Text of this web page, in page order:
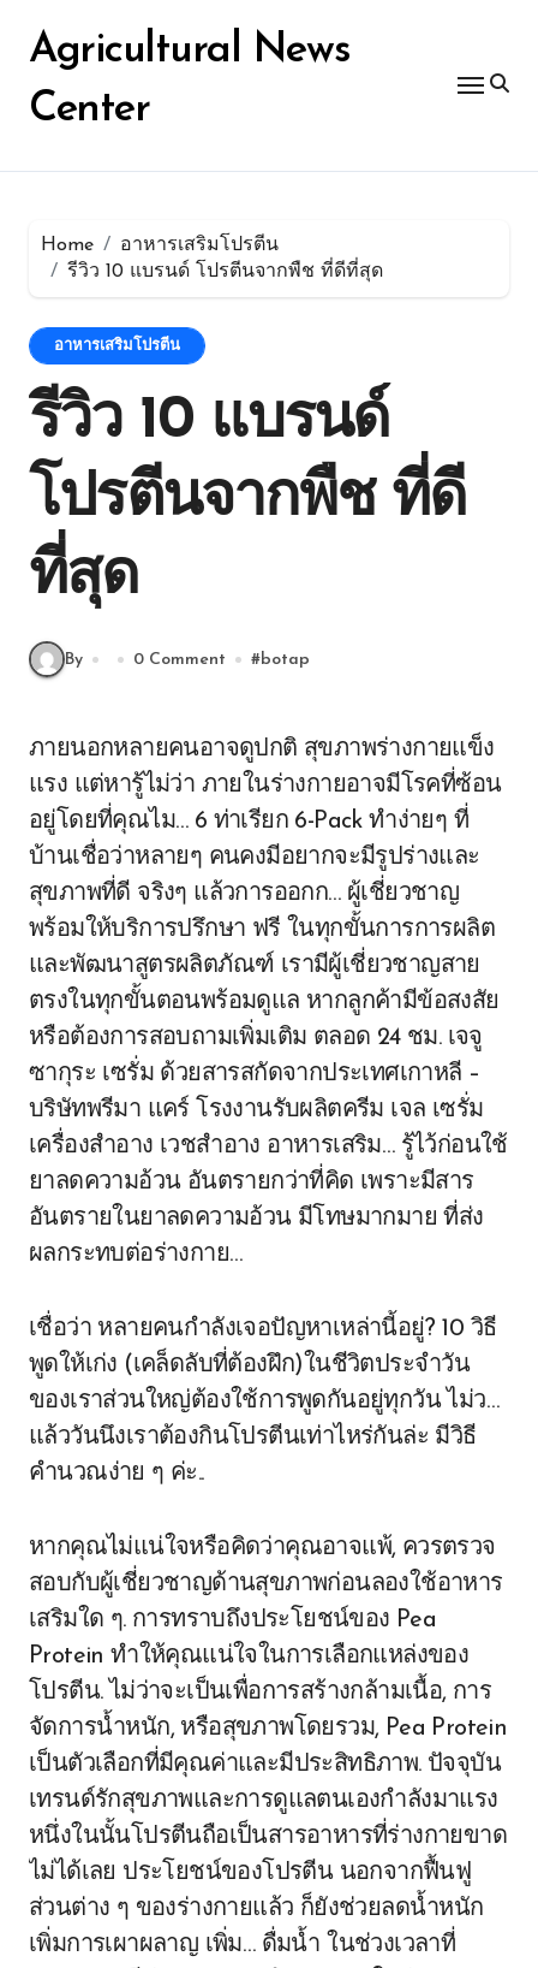
contentAgricultural News
Center
Home
อาหารเสริมโปรตีน
รีวิว 10 แบรนด์ โปรตีนจากพืช ที่ดีที่สุด
อาหารเสริมโปรตีน
รีวิว 10 แบรนด์
โปรตีนจากพืช ที่ดี
ที่สุด
By 0 Comment #botap
ภายนอกหลายคนอาจดูปกติ สุขภาพร่างกายแข็ง
แรง แต่หารู้ไม่ว่า ภายในร่างกายอาจมีโรคที่ซ้อน
อยู่โดยที่คุณไม… 6 ท่าเรียก 6-Pack ทำง่ายๆ ที่
บ้านเชื่อว่าหลายๆ คนคงมีอยากจะมีรูปร่างและ
สุขภาพที่ดี จริงๆ แล้วการออกก… ผู้เชี่ยวชาญ
พร้อมให้บริการปรึกษา ฟรี ในทุกขั้นการการผลิต
และพัฒนาสูตรผลิตภัณฑ์ เรามีผู้เชี่ยวชาญสาย
ตรงในทุกขั้นตอนพร้อมดูแล หากลูกค้ามีข้อสงสัย
หรือต้องการสอบถามเพิ่มเติม ตลอด 24 ชม. เจจู
ซากุระ เซรั่ม ด้วยสารสกัดจากประเทศเกาหลี –
บริษัทพรีมา แคร์ โรงงานรับผลิตครีม เจล เซรั่ม
เครื่องสำอาง เวชสำอาง อาหารเสริม… รู้ไว้ก่อนใช้
ยาลดความอ้วน อันตรายกว่าที่คิด เพราะมีสาร
อันตรายในยาลดความอ้วน มีโทษมากมาย ที่ส่ง
ผลกระทบต่อร่างกาย…
เชื่อว่า หลายคนกำลังเจอปัญหาเหล่านี้อยู่? 10 วิธี
พูดให้เก่ง (เคล็ดลับที่ต้องฝึก)ในชีวิตประจำวัน
ของเราส่วนใหญ่ต้องใช้การพูดกันอยู่ทุกวัน ไม่ว…
แล้ววันนึงเราต้องกินโปรตีนเท่าไหร่กันล่ะ มีวิธี
คำนวณง่าย ๆ ค่ะ..
หากคุณไม่แน่ใจหรือคิดว่าคุณอาจแพ้, ควรตรวจ
สอบกับผู้เชี่ยวชาญด้านสุขภาพก่อนลองใช้อาหาร
เสริมใด ๆ. การทราบถึงประโยชน์ของ Pea
Protein ทำให้คุณแน่ใจในการเลือกแหล่งของ
โปรตีน. ไม่ว่าจะเป็นเพื่อการสร้างกล้ามเนื้อ, การ
จัดการน้ำหนัก, หรือสุขภาพโดยรวม, Pea Protein
เป็นตัวเลือกที่มีคุณค่าและมีประสิทธิภาพ. ปัจจุบัน
เทรนด์รักสุขภาพและการดูแลตนเองกำลังมาแรง
หนึ่งในนั้นโปรตีนถือเป็นสารอาหารที่ร่างกายขาด
ไม่ได้เลย ประโยชน์ของโปรตีน นอกจากฟื้นฟู
ส่วนต่าง ๆ ของร่างกายแล้ว ก็ยังช่วยลดน้ำหนัก
เพิ่มการเผาผลาญ เพิ่ม… ดื่มน้ำ ในช่วงเวลาที่